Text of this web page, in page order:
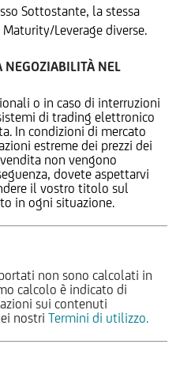
Sottostante, la stessa
Leverage diverse.
NEGOZIABILITÀ NEL
o in caso di interruzioni
di trading elettronico
In condizioni di mercato
estreme dei prezzi dei
non vengono
dovete aspettarvi
il vostro titolo sul
in ogni situazione.
non sono calcolati in
calcolo è indicato di
sui contenuti
nostri Termini di utilizzo.